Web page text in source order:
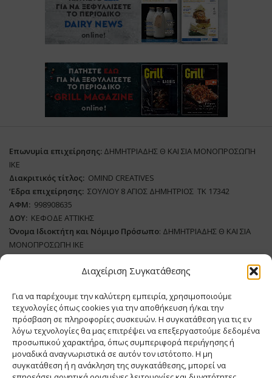
Διαχείριση Συγκατάθεσης
Για να παρέχουμε την καλύτερη εμπειρία, χρησιμοποιούμε
τεχνολογίες όπως cookies για την αποθήκευση ή/και την
πρόσβαση σε πληροφορίες συσκευών. Η συγκατάθεση για τις εν
λόγω τεχνολογίες θα μας επιτρέψει να επεξεργαστούμε δεδομένα
προσωπικού χαρακτήρα, όπως συμπεριφορά περιήγησης ή
μοναδικά αναγνωριστικά σε αυτόν τον ιστότοπο. Η μη
συγκατάθεση ή η ανάκληση της συγκατάθεσης, μπορεί να
Επωνυμία επιχείρησης: ΔΗΜΗΤΡΙΑΔΗΣ Θ ΚΑΙ ΣΙΑ ΜΟΝΟΠΡΟΣΩΠΗ
ΙΚΕ
Διακριτικός τίτλος: ΟΜΙΝD CREATIVES
‘Eδρα επιχείρησης: ΣΟΥΛΙΟΥ 8 ΑΓΙΟΣ ΔΗΜΗΤΡΙΟΣ ΤΚ 17342
ΑΦΜ: 998908635
ΔΟΥ: ΚΕΦΟΔΕ ΑΤΤΙΚΗΣ
Όνομα Ιδιοκτήτη και Νόμιμο Πρόσωπο: ΔΗΜΗΤΡΙΑΔΗΣ Θ ΚΑΙ ΣΙΑ
ΜΟΝΟΠΡΟΣΩΠΗ ΙΚΕ
Διευθυντής Σύνταξης:ΑΘΑΝΑΣΙΟΣ ΑΝΤΩΝΙΟΥ
ΔικαιούχοςDomain:ΔΗΜΗΤΡΙΑΔΗΣ Θ ΚΑΙ ΣΙΑ ΜΟΝΟΠΡΟΣΩΠΗ ΙΚΕ
Διευθυντής: ΕΥΘΥΜΙΑΤΟΥ ΜΑΡΙΑ
Διαχειριστής:
ΕΥΘΥΜΙΑΤΟΥ ΜΑΡΙΑ
Δήλωση Συμμόρφωσης